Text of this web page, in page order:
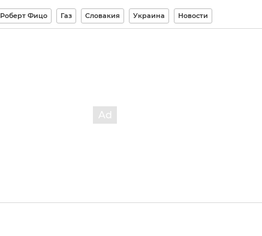
Роберт Фицо Газ Словакия Украина Новости